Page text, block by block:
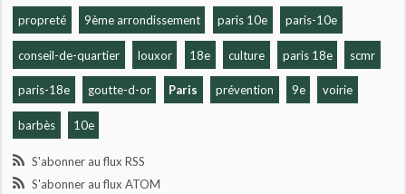
propreté 9ème arrondissement paris 10e paris-10e
conseil-de-quartier louxor 18e culture paris 18e scmr
paris-18e goutte-d-or Paris prévention 9e voirie
barbès 10e
S'abonner au flux RSS
S'abonner au flux ATOM